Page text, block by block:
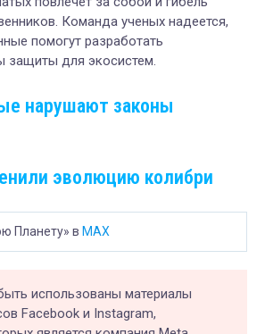
Команда ученых надеется,
помогут разработать
защиты для экосистем.
нарушают законы
эволюцию колибри
Планету» в MAX
использованы материалы
Facebook и Instagram,